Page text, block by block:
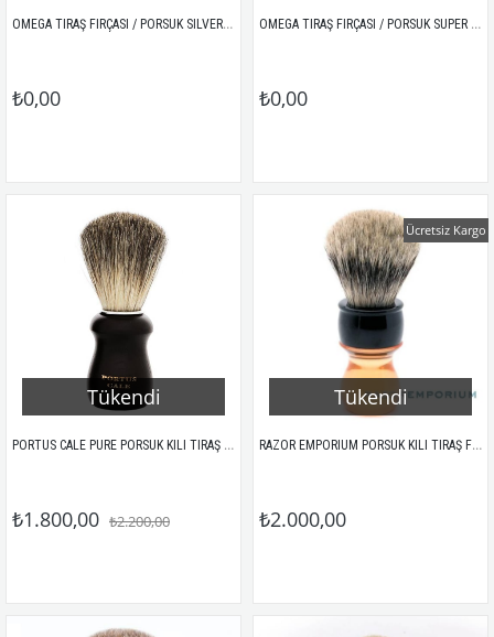
OMEGA TIRAŞ FIRÇASI / PORSUK SILVERTIP 6215 (MERMER)
₺0,00
OMEGA TIRAŞ FIRÇASI / PORSUK SUPER BADGER 626.T (PLEXI/SİYAH)
₺0,00
Tükendi
PORTUS CALE PURE PORSUK KILI TIRAŞ FIRÇASI
₺1.800,00 ₺2.200,00
Tükendi
RAZOR EMPORIUM PORSUK KILI TIRAŞ FIRÇASI / AMBER
₺2.000,00
Ücretsiz Kargo